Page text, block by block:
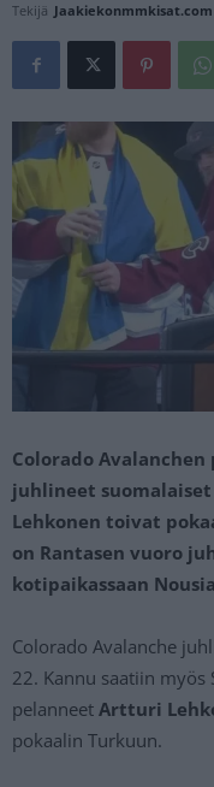
Tekijä Jaakiekonmmkisat.com
Colorado
juhlineet
Lehkonen toivat
on Rantasen vuoro
kotipaikassaan
Colorado Avalanche
22. Kannu saatiin myös
pelanneet Artturi
pokaalin Turkuun.